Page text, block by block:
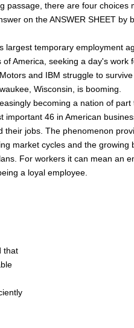
passage, there are four choices
on the ANSWER SHEET by
largest temporary employment
America, seeking a day's work
and IBM struggle to
Wisconsin, is booming.
becoming a nation of part
46 in American
their jobs. The phenomenon
market cycles and the growing
For workers it can mean an
a loyal employee.
that